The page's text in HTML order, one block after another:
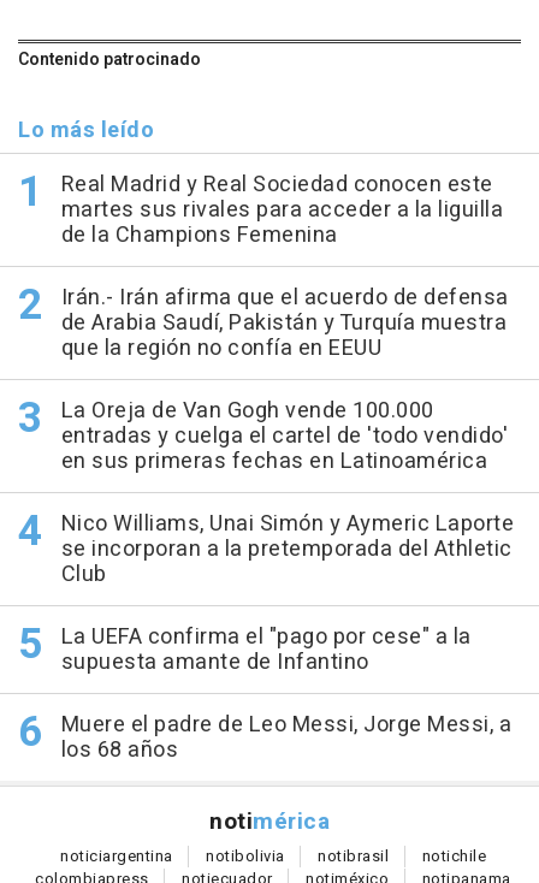
Contenido patrocinado
Lo más leído
Real Madrid y Real Sociedad conocen este
martes sus rivales para acceder a la liguilla
de la Champions Femenina
Irán.- Irán afirma que el acuerdo de defensa
de Arabia Saudí, Pakistán y Turquía muestra
que la región no confía en EEUU
La Oreja de Van Gogh vende 100.000
entradas y cuelga el cartel de 'todo vendido'
en sus primeras fechas en Latinoamérica
Nico Williams, Unai Simón y Aymeric Laporte
se incorporan a la pretemporada del Athletic
Club
La UEFA confirma el "pago por cese" a la
supuesta amante de Infantino
Muere el padre de Leo Messi, Jorge Messi, a
los 68 años
notimérica
noticiargentina notibolivia notibrasil notichile